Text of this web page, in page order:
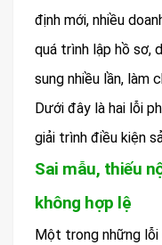
định mới, nhiều
quá trình lập hồ sơ,
sung nhiều lần, làm
Dưới đây là hai lỗi
giải trình điều kiện
Sai mẫu, thiếu
không hợp lệ
Một trong những lỗi